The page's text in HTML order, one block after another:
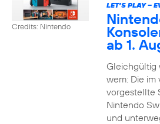
Credits: Nintendo
LET’S PLAY –
ab 1.
Gleichgültig
wem: Die im
vorgestellte
Nintendo
und